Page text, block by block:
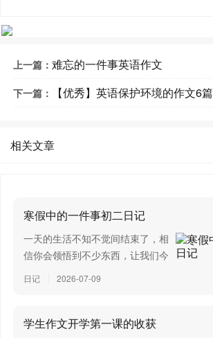
上一篇： 难忘的一件事英语作文
下一篇： 【优秀】英语保护环境的作文6篇
相关文章
寒假中的一件事初二日记
一天的生活不知不觉间结束了，相
信你会领悟到不少东西，让我们今
写日记需要注意哪些问题呢？以下
事初二日记，欢迎阅读与收藏。寒
日记 2026-07-09
学生作文开学第一课的收获